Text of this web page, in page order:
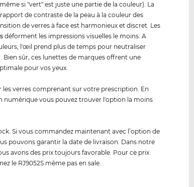
si "vert" est juste une partie de la couleur). La
de contraste de la peau à la couleur des
de verres à face est harmonieux et discret. Les
déforment les impressions visuelles le moins. A
l'œil prend plus de temps pour neutraliser
Bien sûr, ces lunettes de marques offrent une
pour vos yeux.
les verres comprenant sur votre prescription. En
numérique vous pouvez trouver l'option la moins
Si vous commandez maintenant avec l’option de
pouvons garantir la date de livraison. Dans notre
avons des prix toujours favorable. Pour ce prix
le RJ9052S même pas en sale.